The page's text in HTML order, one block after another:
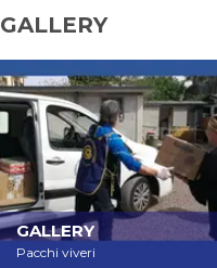
GALLERY
GALLERY
Pacchi viveri